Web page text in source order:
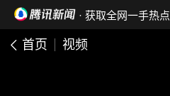
· 获取全网一手热点
首页 视频